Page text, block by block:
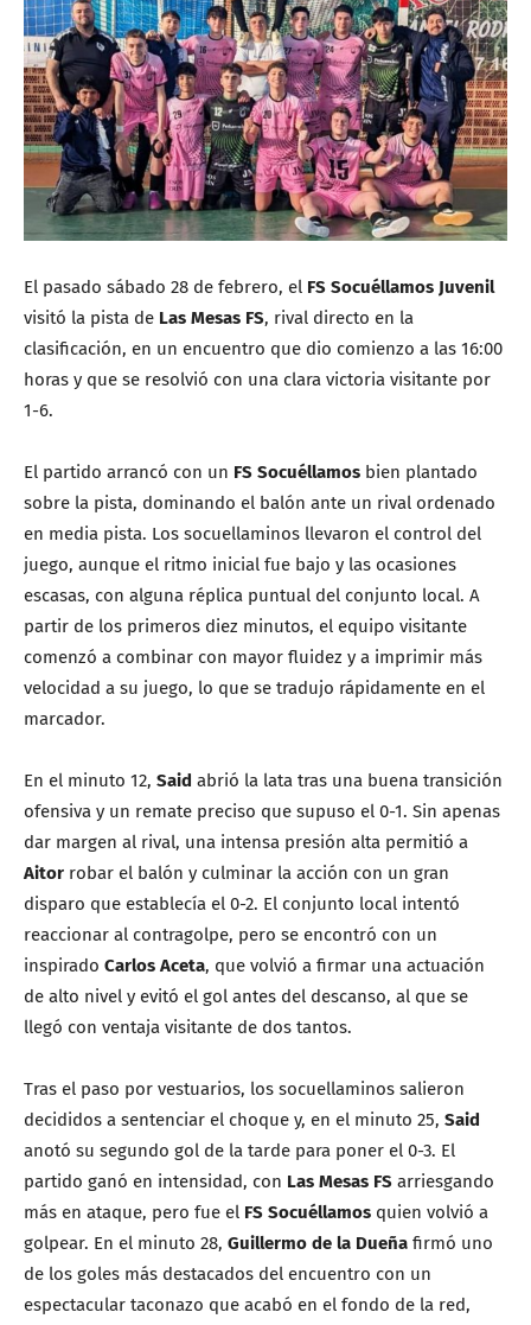
El pasado sábado 28 de febrero, el FS Socuéllamos Juvenil
visitó la pista de Las Mesas FS, rival directo en la
clasificación, en un encuentro que dio comienzo a las 16:00
horas y que se resolvió con una clara victoria visitante por
1-6.
El partido arrancó con un FS Socuéllamos bien plantado
sobre la pista, dominando el balón ante un rival ordenado
en media pista. Los socuellaminos llevaron el control del
juego, aunque el ritmo inicial fue bajo y las ocasiones
escasas, con alguna réplica puntual del conjunto local. A
partir de los primeros diez minutos, el equipo visitante
comenzó a combinar con mayor fluidez y a imprimir más
velocidad a su juego, lo que se tradujo rápidamente en el
marcador.
En el minuto 12, Said abrió la lata tras una buena transición
ofensiva y un remate preciso que supuso el 0-1. Sin apenas
dar margen al rival, una intensa presión alta permitió a
Aitor robar el balón y culminar la acción con un gran
disparo que establecía el 0-2. El conjunto local intentó
reaccionar al contragolpe, pero se encontró con un
inspirado Carlos Aceta, que volvió a firmar una actuación
de alto nivel y evitó el gol antes del descanso, al que se
llegó con ventaja visitante de dos tantos.
Tras el paso por vestuarios, los socuellaminos salieron
decididos a sentenciar el choque y, en el minuto 25, Said
anotó su segundo gol de la tarde para poner el 0-3. El
partido ganó en intensidad, con Las Mesas FS arriesgando
más en ataque, pero fue el FS Socuéllamos quien volvió a
golpear. En el minuto 28, Guillermo de la Dueña firmó uno
de los goles más destacados del encuentro con un
espectacular taconazo que acabó en el fondo de la red,